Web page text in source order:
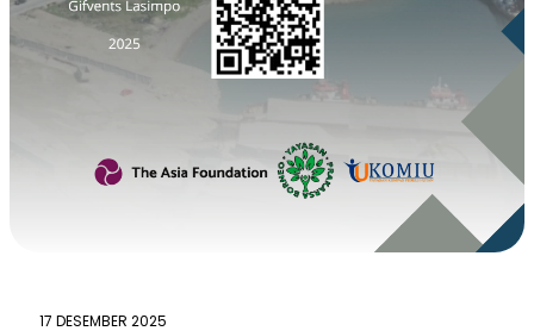
17 DESEMBER 2025